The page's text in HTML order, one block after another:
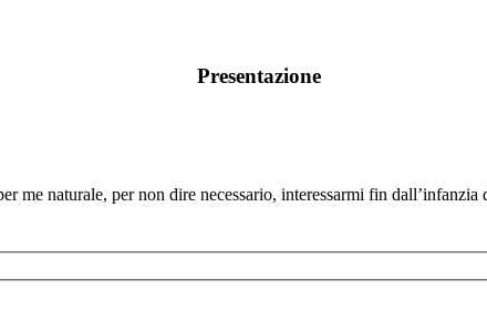
Presentazione
me naturale, per non dire necessario, interessarmi fin